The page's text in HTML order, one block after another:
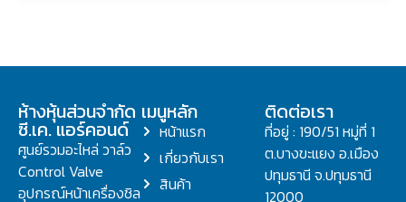
ห้างหุ้นส่วนจำกัด
ซี.เค. แอร์คอนด์
ศูนย์รวมอะไหล่ วาล์ว
Control Valve
อุปกรณ์หน้าเครื่องชิล
เมนูหลัก
หน้าแรก
เกี่ยวกับเรา
สินค้า
ติดต่อเรา
ที่อยู่ : 190/51 หมู่ที่ 1
ต.บางขะแยง อ.เมือง
ปทุมธานี จ.ปทุมธานี
12000